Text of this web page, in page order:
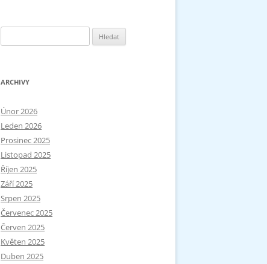
ARCHIVY
Únor 2026
Leden 2026
Prosinec 2025
Listopad 2025
Říjen 2025
Září 2025
Srpen 2025
Červenec 2025
Červen 2025
Květen 2025
Duben 2025